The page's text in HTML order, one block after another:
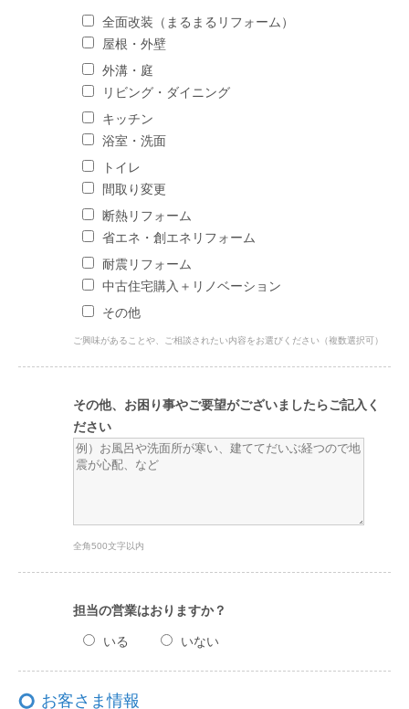
全面改装（まるまるリフォーム）
屋根・外壁
外溝・庭
リビング・ダイニング
キッチン
浴室・洗面
トイレ
間取り変更
断熱リフォーム
省エネ・創エネリフォーム
耐震リフォーム
中古住宅購入＋リノベーション
その他
ご興味があることや、ご相談されたい内容をお選びください（複数選択可）
その他、お困り事やご要望がございましたらご記入く
ださい
全角500文字以内
担当の営業はおりますか？
いる いない
お客さま情報